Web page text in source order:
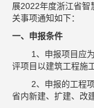
展2022年度浙江省智
关事项通知如下：
一、 申报条件
1、申报项目应为
评项目以建筑工程施
2、申报的工程项
省内新建、扩建、改